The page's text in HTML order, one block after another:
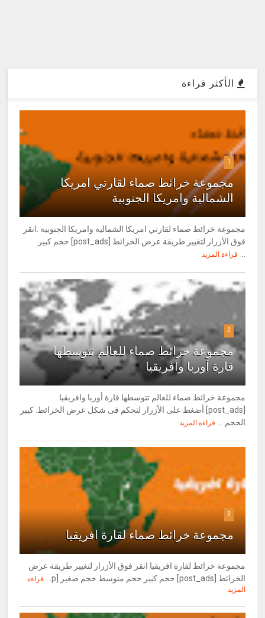
الأكثر قراءة
1
مجموعة خرائط صماء لقارتي امريكا
الشمالية وامريكا الجنوبية
مجموعة خرائط صماء لقارتي امريكا الشمالية وامريكا الجنوبية .انقر
فوق الأزرار لتغيير طريقة عرض الخرائط [post_ads] حجم كبير
قراءة المزيد
2
مجموعة خرائط صماء للعالم تتوسطها
قارة أوربا وافريقيا
مجموعة خرائط صماء للعالم تتوسطها قارة أوربا وافريقيا
[post_ads] أضغط على الأزرار لتحكم فى شكل عرض الخرائط. كبير
الحجم ...
قراءة المزيد
3
مجموعة خرائط صماء لقارة افريقيا
مجموعة خرائط لقارة افريقيا انقر فوق الأزرار لتغيير طريقة عرض
الخرائط [post_ads] حجم كبير حجم متوسط حجم صغير [p...
قراءة
المزيد